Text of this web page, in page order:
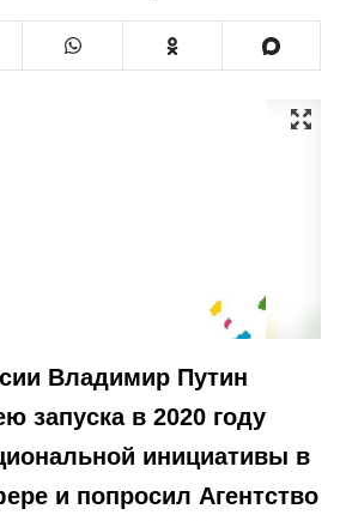
Владимир Путин
запуска в 2020 году
инициативы в
и попросил Агентство